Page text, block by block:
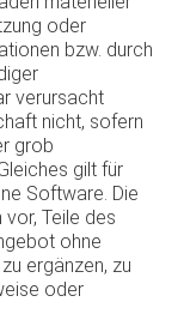
oder
bzw. durch
verursacht
nicht, sofern
grob
gilt für
Software. Die
Teile des
ohne
ergänzen, zu
oder